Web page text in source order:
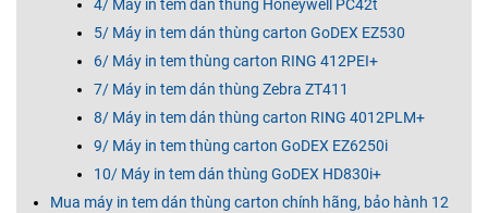
4/ Máy in tem dán thùng Honeywell PC42t
5/ Máy in tem dán thùng carton GoDEX EZ530
6/ Máy in tem thùng carton RING 412PEI+
7/ Máy in tem dán thùng Zebra ZT411
8/ Máy in tem dán thùng carton RING 4012PLM+
9/ Máy in tem thùng carton GoDEX EZ6250i
10/ Máy in tem dán thùng GoDEX HD830i+
Mua máy in tem dán thùng carton chính hãng, bảo hành 12